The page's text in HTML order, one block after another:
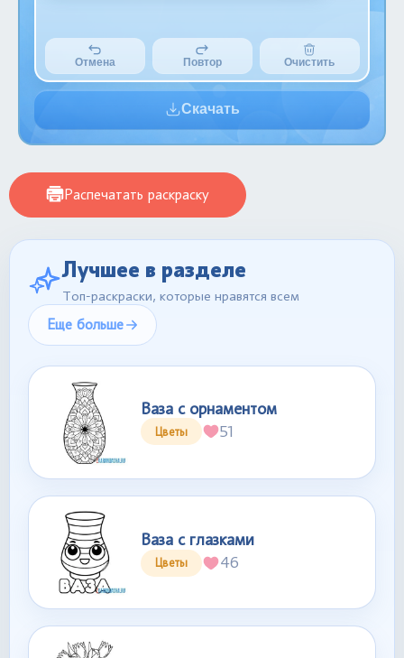
Отмена Повтор Очистить
Скачать
Распечатать раскраску
Лучшее в разделе
Топ-раскраски, которые нравятся всем
Еще больше
Ваза с орнаментом
Цветы 51
Ваза с глазками
Цветы 46